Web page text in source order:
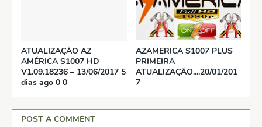
ATUALIZAÇÃO AZ
AMÉRICA S1007 HD
V1.09.18236 – 13/06/2017 5
dias ago 0 0
AZAMERICA S1007 PLUS
PRIMEIRA
ATUALIZAÇÃO....20/01/201
7
POST A COMMENT